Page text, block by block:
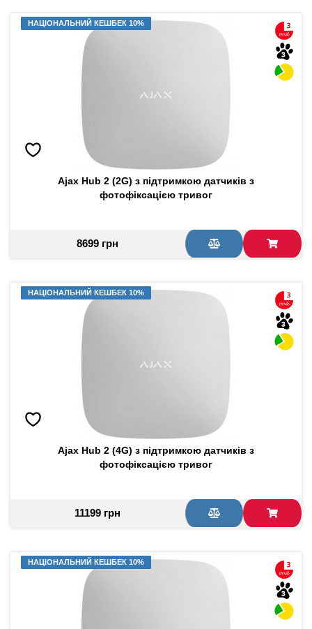
НАЦІОНАЛЬНИЙ КЕШБЕК 10%
НАЦІОНАЛЬНИЙ КЕШБЕК 10%
Ajax Hub 2 (2G) з підтримкою датчиків з
фотофіксацією тривог
8699 грн
НАЦІОНАЛЬНИЙ КЕШБЕК 10%
НАЦІОНАЛЬНИЙ КЕШБЕК 10%
Ajax Hub 2 (4G) з підтримкою датчиків з
фотофіксацією тривог
11199 грн
НАЦІОНАЛЬНИЙ КЕШБЕК 10%
НАЦІОНАЛЬНИЙ КЕШБЕК 10%